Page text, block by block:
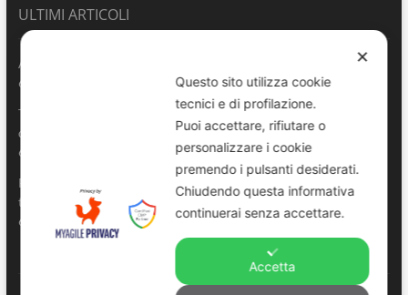
ULTIMI ARTICOLI
ANVU TG | Edizione del 06.08.2026
6 Agosto 2026
Terrasini 2026: aperte le pre-iscrizioni al 6° Convegno Regionale
delle Polizie Locali Siciliane
6 Agosto 2026
Pescara, comandante della Polizia Locale di Spoltore salva un
turista colto da malore in mare
6 Agosto 2026
✕
Questo sito utilizza cookie
tecnici e di profilazione.
Puoi accettare, rifiutare o
personalizzare i cookie
premendo i pulsanti desiderati.
Chiudendo questa informativa
continuerai senza accettare.
Accetta